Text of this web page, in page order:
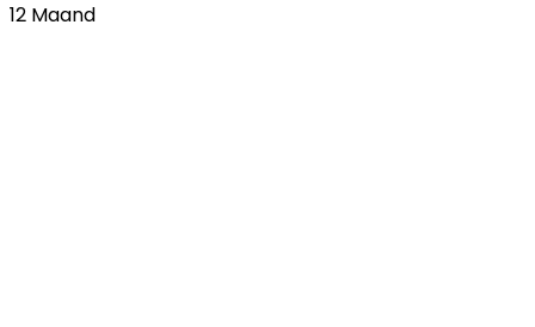
12 Maand